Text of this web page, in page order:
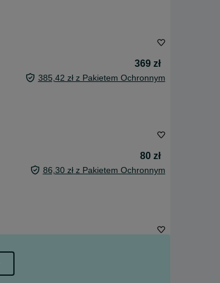
369 zł
385,42 zł z Pakietem Ochronnym
80 zł
86,30 zł z Pakietem Ochronnym